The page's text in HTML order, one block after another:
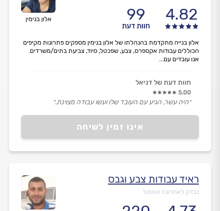
אלון בנימין 4.82
99
חוות דעת
אינו זמין לשיחה
אלון בנייה מתקדמת בהנהלתו של אלון בנימין מספקים פתרונות מקיפים
הכוללים עבודות אקספרס, צבע, שפכטל, סיוד, צביעת בתים/משרדים.
אנו עובדים עם...
חוות דעת של דניאל
5.00
״היה עשר, הגיע עם העובד שלו ועשו עבודה מצוינת.״
ראיד עבודות צבע וגבס
נבדק לאחרונה אתמול